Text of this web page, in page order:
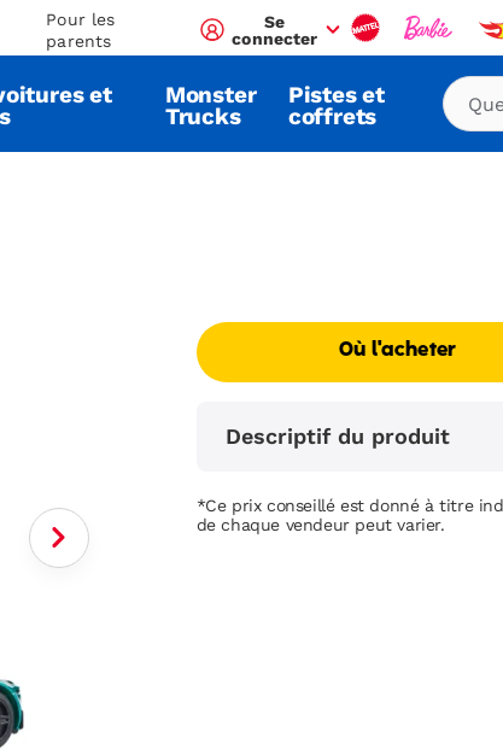
Pour les
parents
Se
connecter
et Monster
Trucks
Pistes et
coffrets
Où l'acheter
Descriptif du produit
*Ce prix conseillé est donné à titre
de chaque vendeur peut varier.